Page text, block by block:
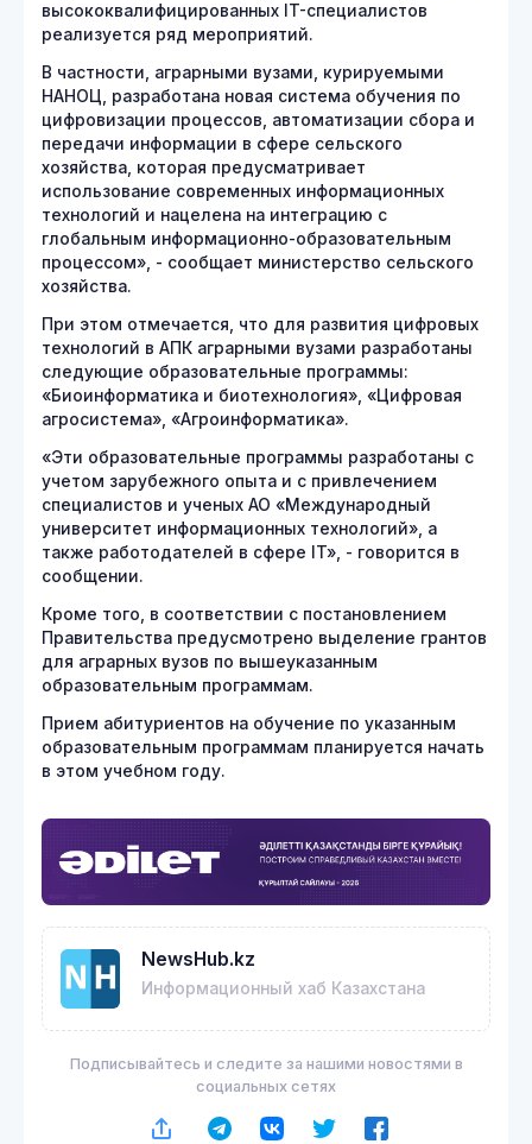
высококвалифицированных IT-специалистов
реализуется ряд мероприятий.
В частности, аграрными вузами, курируемыми
НАНОЦ, разработана новая система обучения по
цифровизации процессов, автоматизации сбора и
передачи информации в сфере сельского
хозяйства, которая предусматривает
использование современных информационных
технологий и нацелена на интеграцию с
глобальным информационно-образовательным
процессом», - сообщает министерство сельского
хозяйства.
При этом отмечается, что для развития цифровых
технологий в АПК аграрными вузами разработаны
следующие образовательные программы:
«Биоинформатика и биотехнология», «Цифровая
агросистема», «Агроинформатика».
«Эти образовательные программы разработаны с
учетом зарубежного опыта и с привлечением
специалистов и ученых АО «Международный
университет информационных технологий», а
также работодателей в сфере IT», - говорится в
сообщении.
Кроме того, в соответствии с постановлением
Правительства предусмотрено выделение грантов
для аграрных вузов по вышеуказанным
образовательным программам.
Прием абитуриентов на обучение по указанным
образовательным программам планируется начать
в этом учебном году.
NewsHub.kz
Информационный хаб Казахстана
Подписывайтесь и следите за нашими новостями в
социальных сетях